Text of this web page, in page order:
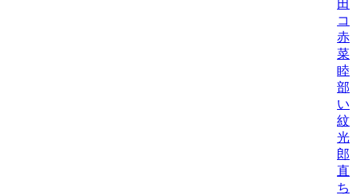
田
コ
赤
菜/
睦/
部
い
紋/
光
郎
直
ち